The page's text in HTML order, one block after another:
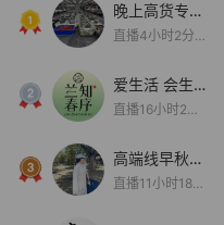
晚上高货专场
大放漏
直播4小时2分5
爱生活 会生
活
直播16小时24
高端线早秋现
货首发
直播11小时18分